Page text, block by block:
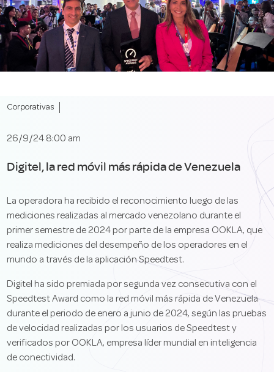
Corporativas
26/9/24 8:00 am
Digitel, la red móvil más rápida de Venezuela
La operadora ha recibido el reconocimiento luego de las
mediciones realizadas al mercado venezolano durante el
primer semestre de 2024 por parte de la empresa OOKLA, que
realiza mediciones del desempeño de los operadores en el
mundo a través de la aplicación Speedtest.
Digitel ha sido premiada por segunda vez consecutiva con el
Speedtest Award como la red móvil más rápida de Venezuela
durante el periodo de enero a junio de 2024, según las pruebas
de velocidad realizadas por los usuarios de Speedtest y
verificados por OOKLA, empresa líder mundial en inteligencia
de conectividad.